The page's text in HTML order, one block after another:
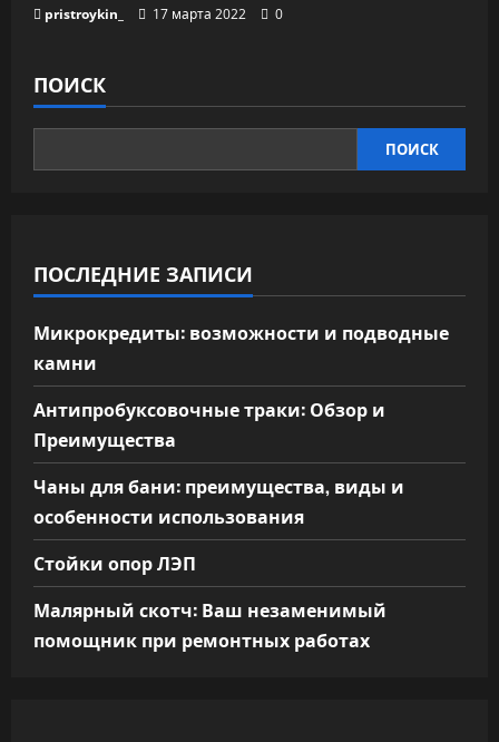
pristroykin_ 17 марта 2022 0
ПОИСК
ПОИСК
ПОСЛЕДНИЕ ЗАПИСИ
Микрокредиты: возможности и подводные
камни
Антипробуксовочные траки: Обзор и
Преимущества
Чаны для бани: преимущества, виды и
особенности использования
Стойки опор ЛЭП
Малярный скотч: Ваш незаменимый
помощник при ремонтных работах